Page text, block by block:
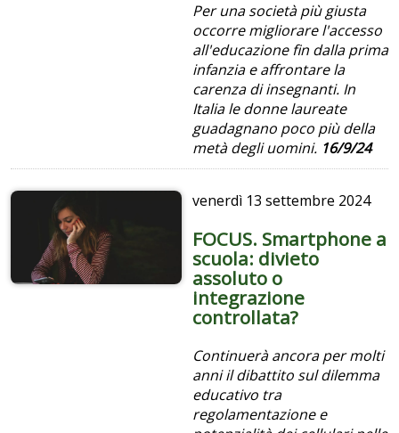
Per una società più giusta
occorre migliorare l'accesso
all'educazione fin dalla prima
infanzia e affrontare la
carenza di insegnanti. In
Italia le donne laureate
guadagnano poco più della
metà degli uomini. 16/9/24
venerdì 13 settembre 2024
FOCUS. Smartphone a
scuola: divieto
assoluto o
integrazione
controllata?
Continuerà ancora per molti
anni il dibattito sul dilemma
educativo tra
regolamentazione e